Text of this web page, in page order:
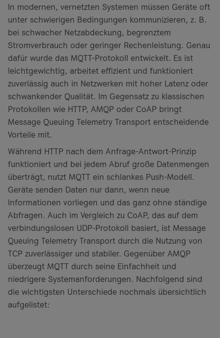
In modernen, vernetzten Systemen müssen Geräte oft
unter schwierigen Bedingungen kommunizieren, z. B.
bei schwacher Netzabdeckung, begrenztem
Stromverbrauch oder geringer Rechenleistung. Genau
dafür wurde das MQTT-Protokoll entwickelt. Es ist
leichtgewichtig, arbeitet effizient und funktioniert
zuverlässig auch in Netzwerken mit hoher Latenz oder
schwankender Qualität. Im Gegensatz zu klassischen
Protokollen wie HTTP, AMQP oder CoAP bringt
Message Queuing Telemetry Transport entscheidende
Vorteile mit.
Während HTTP nach dem Anfrage-Antwort-Prinzip
funktioniert und bei jedem Abruf große Datenmengen
überträgt, nutzt MQTT ein schlankes Push-Modell.
Geräte senden Daten nur dann, wenn neue
Informationen vorliegen und das ganz ohne ständige
Abfragen. Auch im Vergleich zu CoAP, das auf dem
verbindungslosen UDP-Protokoll basiert, ist Message
Queuing Telemetry Transport durch die Nutzung von
TCP zuverlässiger und stabiler. Gegenüber AMQP
überzeugt MQTT durch seine Einfachheit und
niedrigere Systemanforderungen. Nachfolgend sind
die wichtigsten Unterschiede nochmals übersichtlich
aufgelistet: